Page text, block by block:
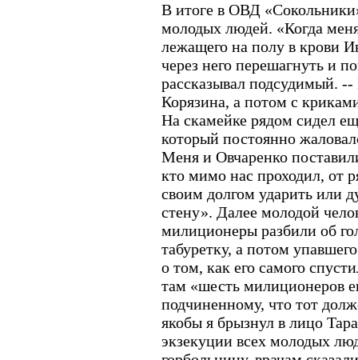
В итоге в ОВД
молодых людей. «Когда
лежащего на полу в крови
через него перешагнуть и
рассказывал подсудимый.
Корязина, а потом с
На скамейке рядом сидел
который постоянно
Меня и Овчаренко
кто мимо нас проходил, от
своим долгом ударить или
стену». Далее молодой
милиционеры разбили об
табуретку, а потом
о том, как его самого
там «шесть милиционеров
подчиненному, что тот
якобы я брызнул в лицо
экзекуции всех молодых